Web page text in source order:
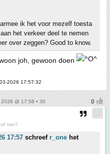
ik het voor mezelf toesta
het verkeer deel te nemen
over zeggen? Good to know.
joh, gewoon doen
2026 17:57:32
@ 17:58 • 30
niet?
17:57 schreef r_one het